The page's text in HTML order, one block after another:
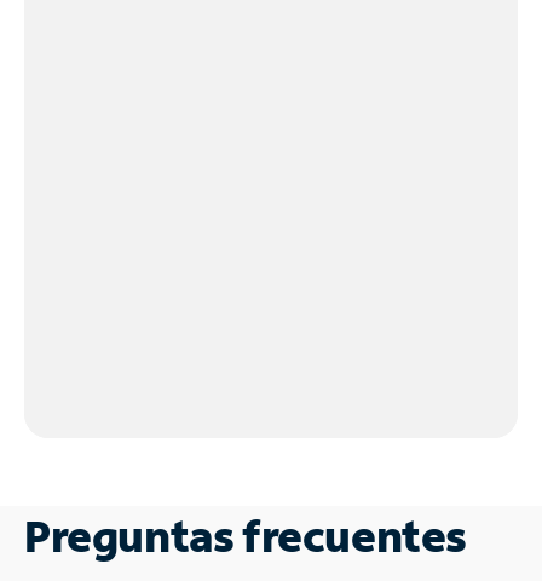
Preguntas frecuentes